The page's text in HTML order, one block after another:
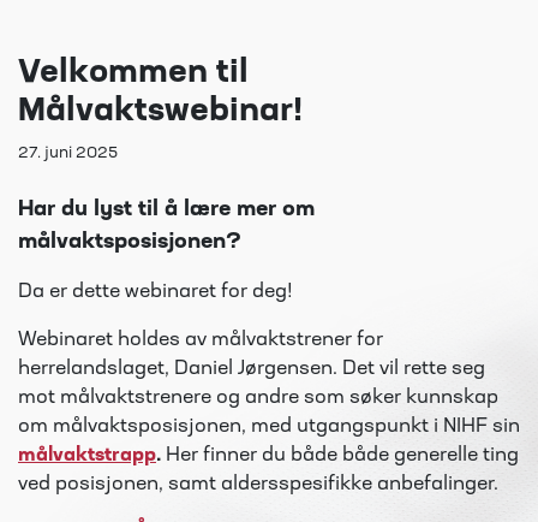
Velkommen til
Målvaktswebinar!
27. juni 2025
Har du lyst til å lære mer om
målvaktsposisjonen?
Da er dette webinaret for deg!
Webinaret holdes av målvaktstrener for
herrelandslaget, Daniel Jørgensen. Det vil rette seg
mot målvaktstrenere og andre som søker kunnskap
om målvaktsposisjonen, med utgangspunkt i NIHF sin
målvaktstrapp. Her finner du både både generelle ting
ved posisjonen, samt aldersspesifikke anbefalinger.